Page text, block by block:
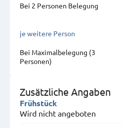
Bei 2 Personen Belegung
je weitere Person
Bei Maximal­belegung (3
Personen)
Zusätzliche Angaben
Frühstück
Wird nicht angeboten